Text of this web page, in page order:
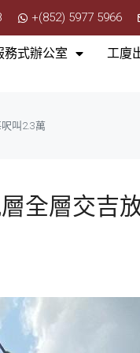
+(852) 5977 5966
務式辦公室 工廈
叫2.3萬
全層交吉